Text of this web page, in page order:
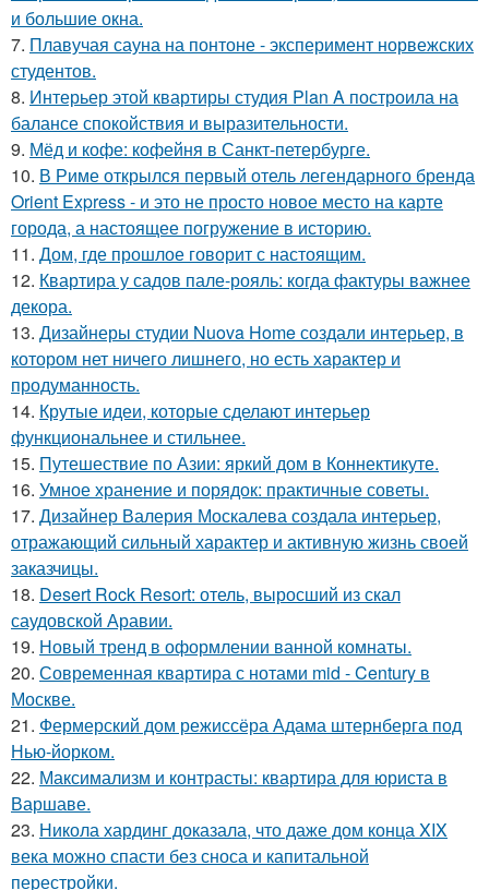
и большие окна.
7. Плавучая сауна на понтоне - эксперимент норвежских
студентов.
8. Интерьер этой квартиры студия Plan A построила на
балансе спокойствия и выразительности.
9. Мёд и кофе: кофейня в Санкт-петербурге.
10. В Риме открылся первый отель легендарного бренда
Orient Express - и это не просто новое место на карте
города, а настоящее погружение в историю.
11. Дом, где прошлое говорит с настоящим.
12. Квартира у садов пале-рояль: когда фактуры важнее
декора.
13. Дизайнеры студии Nuova Home создали интерьер, в
котором нет ничего лишнего, но есть характер и
продуманность.
14. Крутые идеи, которые сделают интерьер
функциональнее и стильнее.
15. Путешествие по Азии: яркий дом в Коннектикуте.
16. Умное хранение и порядок: практичные советы.
17. Дизайнер Валерия Москалева создала интерьер,
отражающий сильный характер и активную жизнь своей
заказчицы.
18. Desert Rock Resort: отель, выросший из скал
саудовской Аравии.
19. Новый тренд в оформлении ванной комнаты.
20. Современная квартира с нотами mid - Century в
Москве.
21. Фермерский дом режиссёра Адама штернберга под
Нью-йорком.
22. Максимализм и контрасты: квартира для юриста в
Варшаве.
23. Никола хардинг доказала, что даже дом конца XIX
века можно спасти без сноса и капитальной
перестройки.